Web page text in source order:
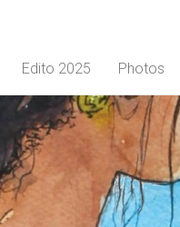
Edito 2025 Photos